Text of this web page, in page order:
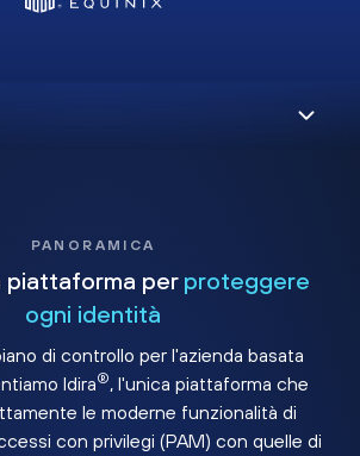
PANORAMICA
piattaforma per proteggere
ogni identità
di controllo per l'azienda basata
Idira®, l'unica piattaforma che
le moderne funzionalità di
con privilegi (PAM) con quelle di